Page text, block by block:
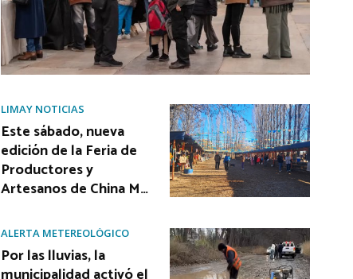
LIMAY NOTICIAS
Este sábado, nueva
edición de la Feria de
Productores y
Artesanos de China M…
ALERTA METEREOLÓGICO
Por las lluvias, la